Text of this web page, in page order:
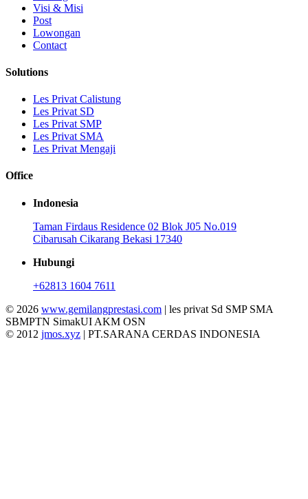
Visi & Misi
Post
Lowongan
Contact
Solutions
Les Privat Calistung
Les Privat SD
Les Privat SMP
Les Privat SMA
Les Privat Mengaji
Office
Indonesia
Taman Firdaus Residence 02 Blok J05 No.019
Cibarusah Cikarang Bekasi 17340
Hubungi
+62813 1604 7611
© 2026 www.gemilangprestasi.com | les privat Sd SMP SMA
SBMPTN SimakUI AKM OSN
© 2012 jmos.xyz | PT.SARANA CERDAS INDONESIA